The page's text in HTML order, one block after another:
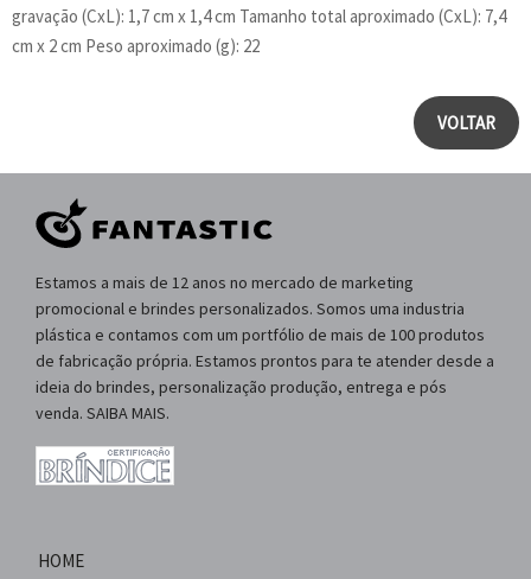
gravação (CxL): 1,7 cm x 1,4 cm Tamanho total aproximado (CxL): 7,4
cm x 2 cm Peso aproximado (g): 22
VOLTAR
Estamos a mais de 12 anos no mercado de marketing
promocional e brindes personalizados. Somos uma industria
plástica e contamos com um portfólio de mais de 100 produtos
de fabricação própria. Estamos prontos para te atender desde a
ideia do brindes, personalização produção, entrega e pós
venda. SAIBA MAIS.
HOME